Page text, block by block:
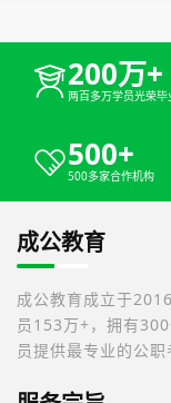
200万+
两百多万学员光荣毕
500+
500多家合作机构
成公教育
成公教育成立于
员153万+，拥有
员提供最专业的公职